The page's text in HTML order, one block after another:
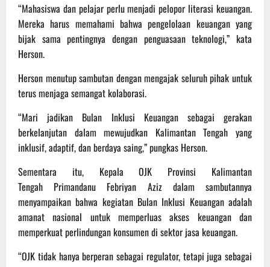
“Mahasiswa dan pelajar perlu menjadi pelopor literasi keuangan.
Mereka harus memahami bahwa pengelolaan keuangan yang
bijak sama pentingnya dengan penguasaan teknologi,” kata
Herson.
Herson menutup sambutan dengan mengajak seluruh pihak untuk
terus menjaga semangat kolaborasi.
“Mari jadikan Bulan Inklusi Keuangan sebagai gerakan
berkelanjutan dalam mewujudkan Kalimantan Tengah yang
inklusif, adaptif, dan berdaya saing,” pungkas Herson.
Sementara itu, Kepala OJK Provinsi Kalimantan
Tengah Primandanu Febriyan Aziz dalam sambutannya
menyampaikan bahwa kegiatan Bulan Inklusi Keuangan adalah
amanat nasional untuk memperluas akses keuangan dan
memperkuat perlindungan konsumen di sektor jasa keuangan.
“OJK tidak hanya berperan sebagai regulator, tetapi juga sebagai